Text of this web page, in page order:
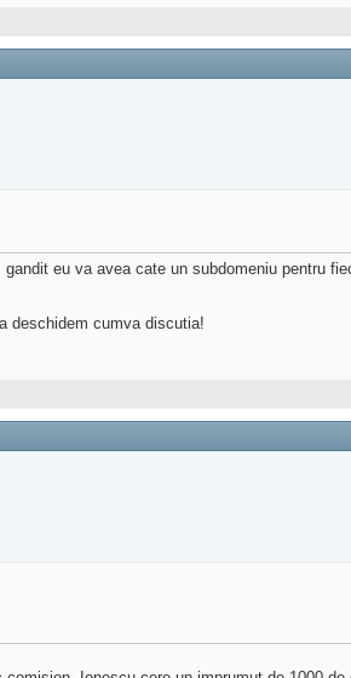
eu va avea cate un subdomeniu pentru
deschidem cumva discutia!